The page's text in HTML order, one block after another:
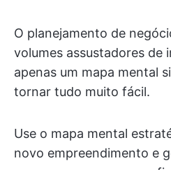
O planejamento de
volumes assustadores de
apenas um mapa mental
tornar tudo muito fácil.
Use o mapa mental
novo empreendimento e